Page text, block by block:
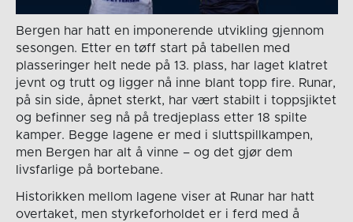
Bergen har hatt en imponerende utvikling gjennom
sesongen. Etter en tøff start på tabellen med
plasseringer helt nede på 13. plass, har laget klatret
jevnt og trutt og ligger nå inne blant topp fire. Runar,
på sin side, åpnet sterkt, har vært stabilt i toppsjiktet
og befinner seg nå på tredjeplass etter 18 spilte
kamper. Begge lagene er med i sluttspillkampen,
men Bergen har alt å vinne – og det gjør dem
livsfarlige på bortebane.
Historikken mellom lagene viser at Runar har hatt
overtaket, men styrkeforholdet er i ferd med å